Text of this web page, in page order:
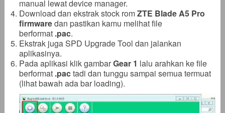
manual lewat device manager.
Download dan ekstrak stock romZTE Blade A5 Pro
firmwaredan pastikan kamu melihat file
berformat .pac.
Ekstrak juga SPD Upgrade Tool dan jalankan
aplikasinya.
Pada aplikasi klik gambarGear 1 lalu arahkan ke file
berformat .pactadi dan tunggu sampai semua termuat
(lihat bawah ada bar loading).